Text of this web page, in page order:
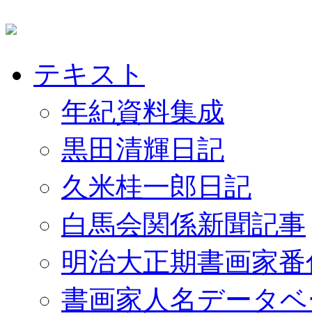
テキスト
年紀資料集成
黒田清輝日記
久米桂一郎日記
白馬会関係新聞記事
明治大正期書画家
書画家人名データ